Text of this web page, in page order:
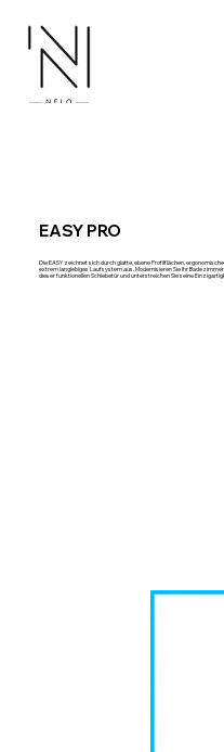
EASY PRO
Die EASY zeichnet sich durch glatte, ebene Profilflächen,
extrem langlebiges Laufsystem aus. Modernisieren Sie Ihr
dieser funktionellen Schiebetür und unterstreichen Sie seine